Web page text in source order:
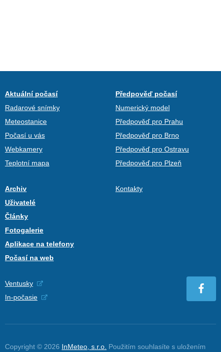
Aktuální počasí
Radarové snímky
Meteostanice
Počasí u vás
Webkamery
Teplotní mapa
Předpověď počasí
Numerický model
Předpověď pro Prahu
Předpověď pro Brno
Předpověď pro Ostravu
Předpověď pro Plzeň
Archiv
Uživatelé
Články
Fotogalerie
Aplikace na telefony
Počasí na web
Kontakty
Ventusky
In-počasie
Copyright © 2026 InMeteo, s.r.o. Použitím souhlasíte s uložením